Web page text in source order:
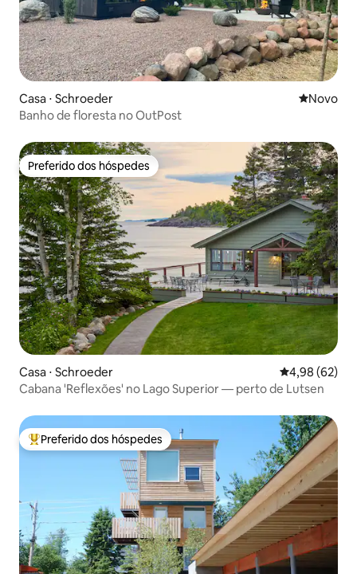
Casa ⋅ Schroeder Novo
Novo
Banho de floresta no OutPost
Preferido dos hóspedes
Preferido dos hóspedes
Casa ⋅ Schroeder 4,98 de uma
4,98 (62)
Cabana 'Reflexões' no Lago Superior — perto de Lutsen
Entre os melhores preferidos dos hóspedes
Preferido dos hóspedes